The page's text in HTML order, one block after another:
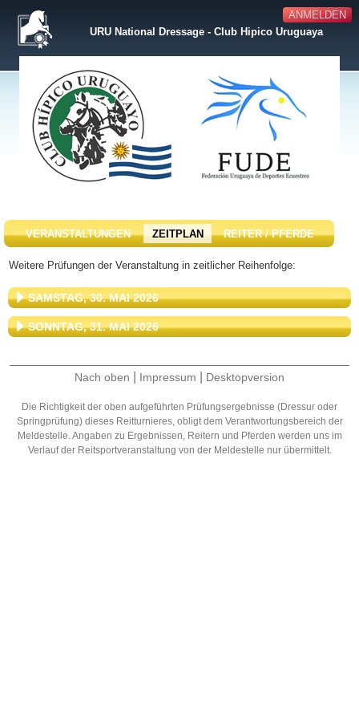
ANMELDEN
URU National Dressage - Club Hipico Uruguaya
VERANSTALTUNGEN ZEITPLAN REITER / PFERDE
Weitere Prüfungen der Veranstaltung in zeitlicher Reihenfolge:
SAMSTAG, 30. MAI 2026
SONNTAG, 31. MAI 2026
Nach oben Impressum Desktopversion
Die Richtigkeit der oben aufgeführten Prüfungsergebnisse (Dressur oder
Springprüfung) dieses Reitturnieres, obligt dem Verantwortungsbereich der
Meldestelle. Angaben zu Ergebnissen, Reitern und Pferden werden uns im
Verlauf der Reitsportveranstaltung von der Meldestelle nur übermittelt.